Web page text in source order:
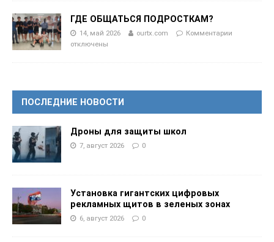
ГДЕ ОБЩАТЬСЯ ПОДРОСТКАМ?
14, май 2026 ourtx.com
Комментарии
отключены
ПОСЛЕДНИЕ НОВОСТИ
Дроны для защиты школ
7, август 2026 0
Установка гигантских цифровых
рекламных щитов в зеленых зонах
6, август 2026 0